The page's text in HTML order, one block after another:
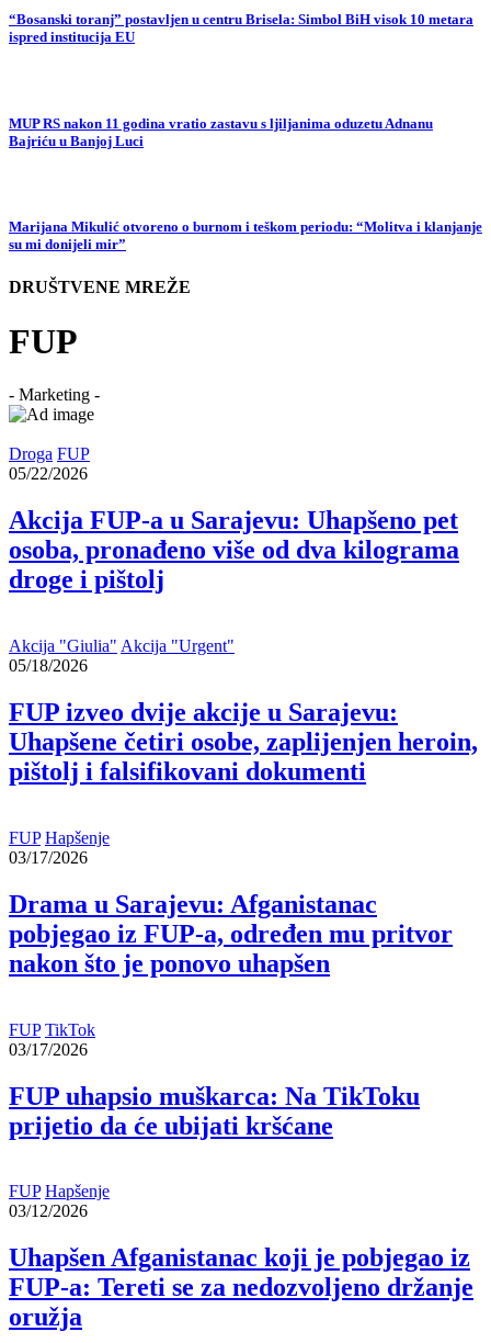
“Bosanski toranj” postavljen u centru Brisela: Simbol BiH visok 10 metara
ispred institucija EU
MUP RS nakon 11 godina vratio zastavu s ljiljanima oduzetu Adnanu
Bajriću u Banjoj Luci
Marijana Mikulić otvoreno o burnom i teškom periodu: “Molitva i klanjanje
su mi donijeli mir”
DRUŠTVENE MREŽE
FUP
- Marketing -
Droga FUP
05/22/2026
Akcija FUP-a u Sarajevu: Uhapšeno pet
osoba, pronađeno više od dva kilograma
droge i pištolj
Akcija "Giulia" Akcija "Urgent"
05/18/2026
FUP izveo dvije akcije u Sarajevu:
Uhapšene četiri osobe, zaplijenjen heroin,
pištolj i falsifikovani dokumenti
FUP Hapšenje
03/17/2026
Drama u Sarajevu: Afganistanac
pobjegao iz FUP-a, određen mu pritvor
nakon što je ponovo uhapšen
FUP TikTok
03/17/2026
FUP uhapsio muškarca: Na TikToku
prijetio da će ubijati kršćane
FUP Hapšenje
03/12/2026
Uhapšen Afganistanac koji je pobjegao iz
FUP-a: Tereti se za nedozvoljeno držanje
oružja